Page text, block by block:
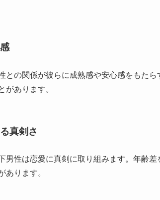
との関係が彼らに成熟感や安心感をもた
があります。
真剣さ
男性は恋愛に真剣に取り組みます。年齢
あります。